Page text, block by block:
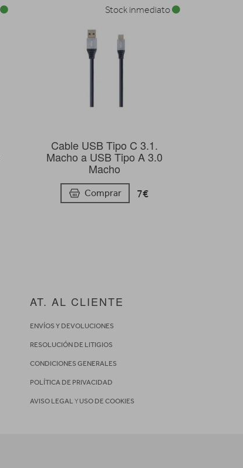
Cable USB Tipo C 3.1.
Macho a USB Tipo A 3.0
Macho
Comprar 7€
Stock inmediato
AT. AL CLIENTE
ENVÍOS Y DEVOLUCIONES
RESOLUCIÓN DE LITIGIOS
CONDICIONES GENERALES
POLÍTICA DE PRIVACIDAD
AVISO LEGALY USO DE COOKIES